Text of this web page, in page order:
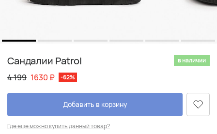
Сандалии Patrol в наличии
4 199 1630 ₽ -62%
Добавить в корзину
Где еще можно купить данный товар?